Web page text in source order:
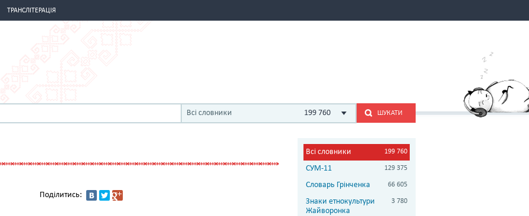
ТРАНСЛІТЕРАЦІЯ
Всі словники 199 760 ШУКАТИ
Поділитись:
Всі словники 199 760
СУМ-11 129 375
Словарь Грінченка 66 605
Знаки етнокультури
Жайворонка
3 780